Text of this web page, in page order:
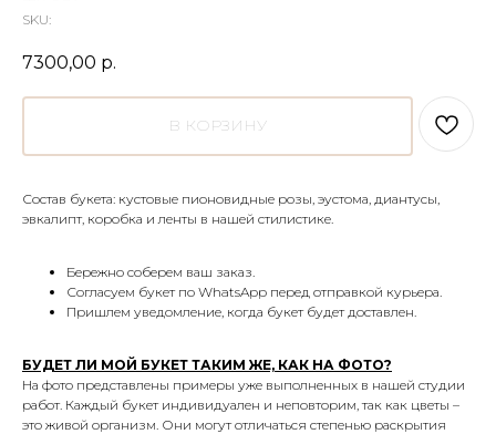
SKU:
7300,00 р.
В КОРЗИНУ
Состав букета: кустовые пионовидные розы, эустома, диантусы,
эвкалипт, коробка и ленты в нашей стилистике.
Бережно соберем ваш заказ.
Согласуем букет по WhatsApp перед отправкой курьера.
Пришлем уведомление, когда букет будет доставлен.
БУДЕТ ЛИ МОЙ БУКЕТ ТАКИМ ЖЕ, КАК НА ФОТО?
На фото представлены примеры уже выполненных в нашей студии
работ. Каждый букет индивидуален и неповторим, так как цветы –
это живой организм. Они могут отличаться степенью раскрытия